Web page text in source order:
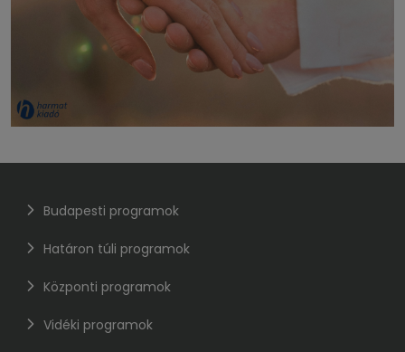
Budapesti programok
Határon túli programok
Központi programok
Vidéki programok